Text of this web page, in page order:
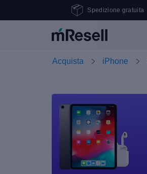
Spedizione gratuita
Acquista iPhone